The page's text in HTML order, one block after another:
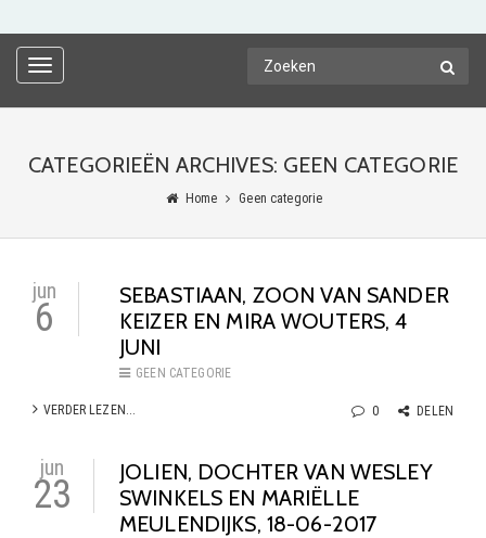
TOGGLE
CATEGORIEËN ARCHIVES: GEEN CATEGORIE
Home Geen categorie
jun
6
SEBASTIAAN, ZOON VAN SANDER
KEIZER EN MIRA WOUTERS, 4
JUNI
GEEN CATEGORIE
VERDER LEZEN... 0 DELEN
jun
23
JOLIEN, DOCHTER VAN WESLEY
SWINKELS EN MARIËLLE
MEULENDIJKS, 18-06-2017